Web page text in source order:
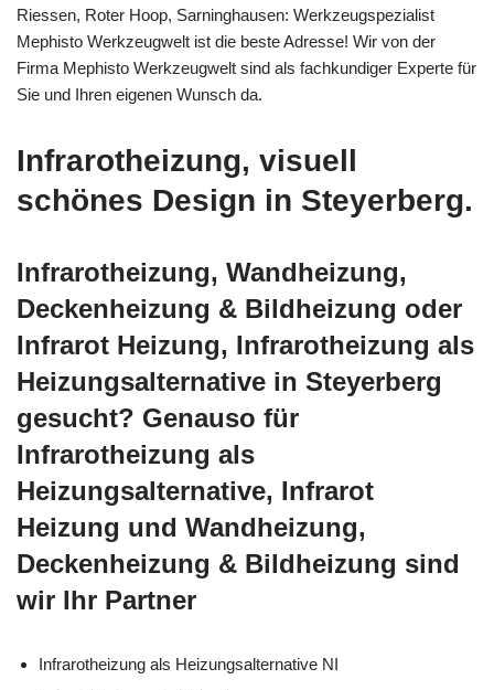
Riessen, Roter Hoop, Sarninghausen: Werkzeugspezialist
Mephisto Werkzeugwelt ist die beste Adresse! Wir von der
Firma Mephisto Werkzeugwelt sind als fachkundiger Experte für
Sie und Ihren eigenen Wunsch da.
Infrarotheizung, visuell
schönes Design in Steyerberg.
Infrarotheizung, Wandheizung,
Deckenheizung & Bildheizung oder
Infrarot Heizung, Infrarotheizung als
Heizungsalternative in Steyerberg
gesucht? Genauso für
Infrarotheizung als
Heizungsalternative, Infrarot
Heizung und Wandheizung,
Deckenheizung & Bildheizung sind
wir Ihr Partner
Infrarotheizung als Heizungsalternative NI